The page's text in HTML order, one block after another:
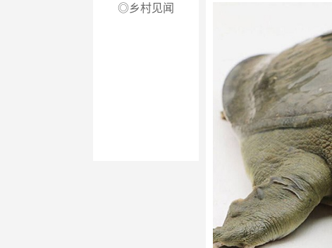
◎乡村见闻